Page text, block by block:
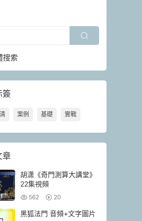
搜索
簽
案例 基礎 實戰
章
胡潇《奇門測算大講堂》
22集視頻
562 20
黑狐法門 音頻+文字圖片